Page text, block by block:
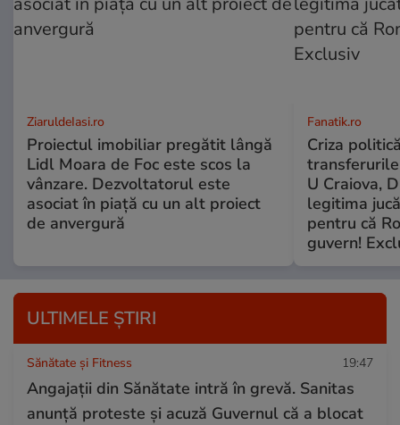
ZiaruldeIasi.ro
Proiectul imobiliar pregătit lângă
Lidl Moara de Foc este scos la
vânzare. Dezvoltatorul este
asociat în piață cu un alt proiect
de anvergură
Fanatik.ro
Criza
transferurile
U Craiova,
legitima
pentru că
guvern!
ULTIMELE ȘTIRI
Sănătate și Fitness 19:47
Angajații din Sănătate intră în grevă. Sanitas
anunță proteste și acuză Guvernul că a blocat